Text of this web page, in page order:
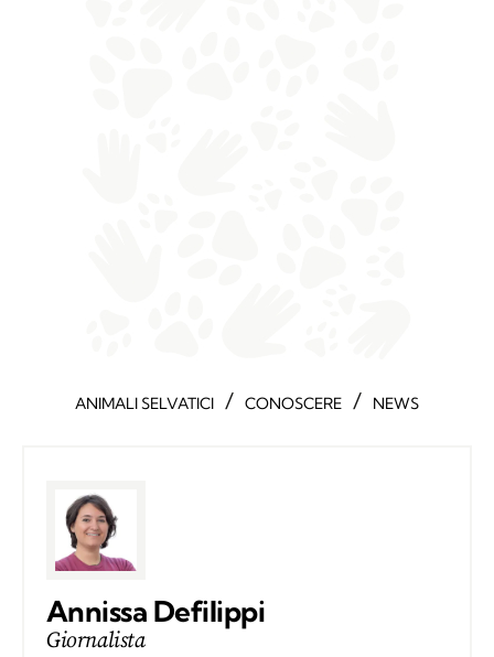
ANIMALI SELVATICI / CONOSCERE / NEWS
Annissa Defilippi
Giornalista